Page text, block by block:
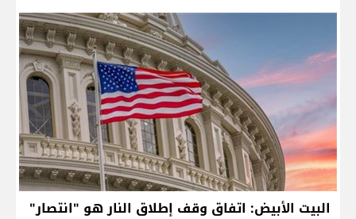
البيت الأبيض: اتفاق وقف إطلاق النار هو "انتصار"